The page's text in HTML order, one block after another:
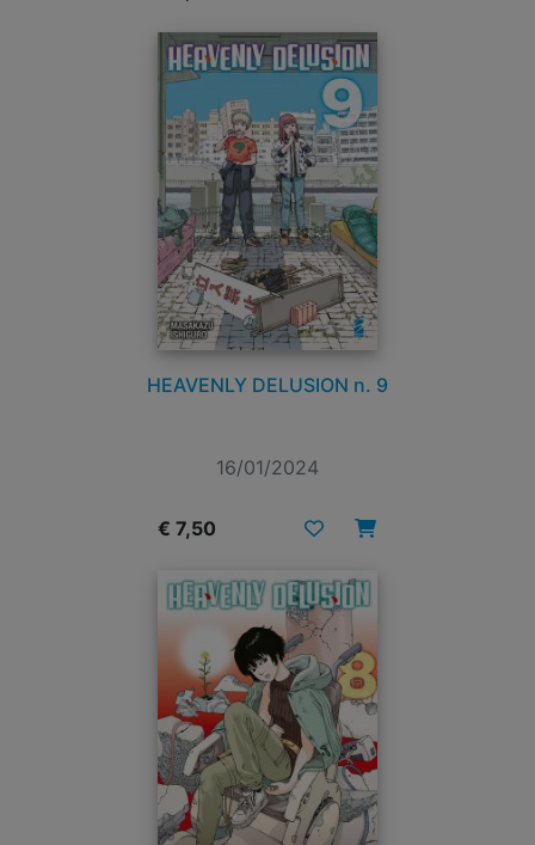
HEAVENLY DELUSION n. 9
16/01/2024
€ 7,50